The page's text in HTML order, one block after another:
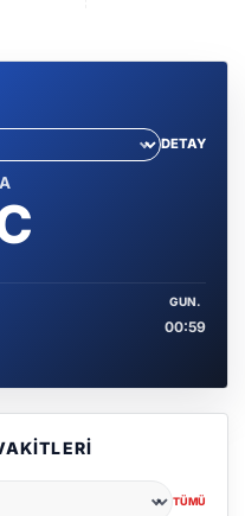
DETAY
GUN.
00:59
TÜMÜ